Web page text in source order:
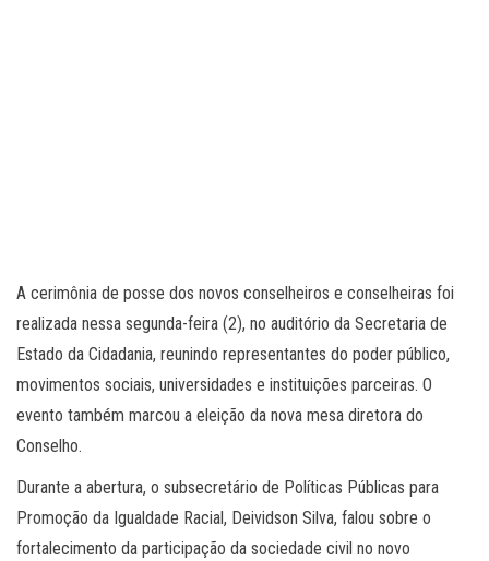
A cerimônia de posse dos novos conselheiros e conselheiras foi
realizada nessa segunda-feira (2), no auditório da Secretaria de
Estado da Cidadania, reunindo representantes do poder público,
movimentos sociais, universidades e instituições parceiras. O
evento também marcou a eleição da nova mesa diretora do
Conselho.
Durante a abertura, o subsecretário de Políticas Públicas para
Promoção da Igualdade Racial, Deividson Silva, falou sobre o
fortalecimento da participação da sociedade civil no novo